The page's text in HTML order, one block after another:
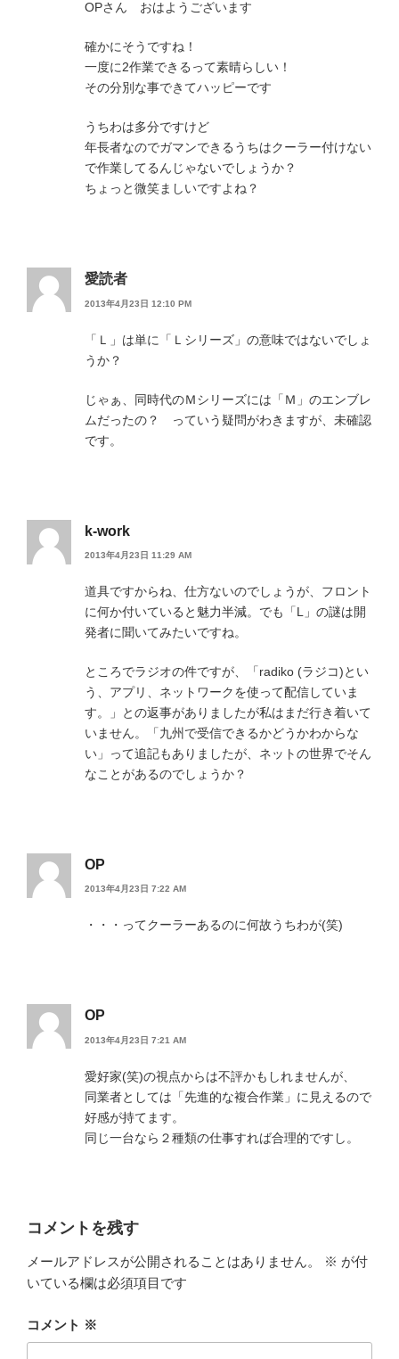
OPさん おはようございます
確かにそうですね！
一度に2作業できるって素晴らしい！
その分別な事できてハッピーです
うちわは多分ですけど
年長者なのでガマンできるうちはクーラー付けない
で作業してるんじゃないでしょうか？
ちょっと微笑ましいですよね？
愛読者
2013年4月23日 12:10 PM
「Ｌ」は単に「Ｌシリーズ」の意味ではないでしょ
うか？
じゃぁ、同時代のＭシリーズには「Ｍ」のエンブレ
ムだったの？ っていう疑問がわきますが、未確認
です。
k-work
2013年4月23日 11:29 AM
道具ですからね、仕方ないのでしょうが、フロント
に何か付いていると魅力半減。でも「L」の謎は開
発者に聞いてみたいですね。
ところでラジオの件ですが、「radiko (ラジコ)とい
う、アプリ、ネットワークを使って配信していま
す。」との返事がありましたが私はまだ行き着いて
いません。「九州で受信できるかどうかわからな
い」って追記もありましたが、ネットの世界でそん
なことがあるのでしょうか？
OP
2013年4月23日 7:22 AM
・・・ってクーラーあるのに何故うちわが(笑)
OP
2013年4月23日 7:21 AM
愛好家(笑)の視点からは不評かもしれませんが、
同業者としては「先進的な複合作業」に見えるので
好感が持てます。
同じ一台なら２種類の仕事すれば合理的ですし。
コメントを残す
メールアドレスが公開されることはありません。 ※ が付
いている欄は必須項目です
コメント ※